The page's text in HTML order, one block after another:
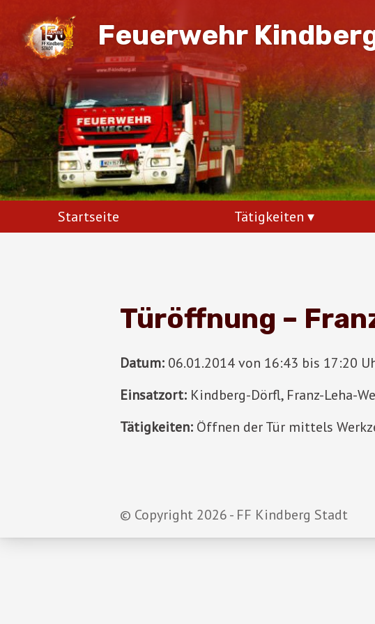
Feuerwehr
Startseite Tätigkeiten
Türöffnung –
Datum: 06.01.2014 von 16:43 bis 17:20
Einsatzort: Kindberg-Dörfl, Franz-Leha-
Tätigkeiten: Öffnen der Tür mittels
© Copyright 2026 - FF Kindberg Stadt